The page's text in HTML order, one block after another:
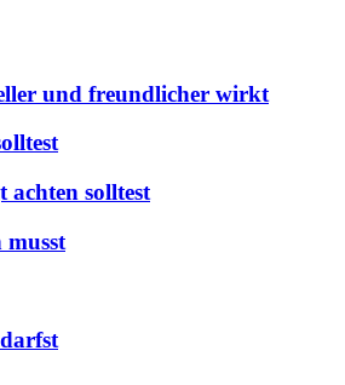
und freundlicher wirkt
solltest